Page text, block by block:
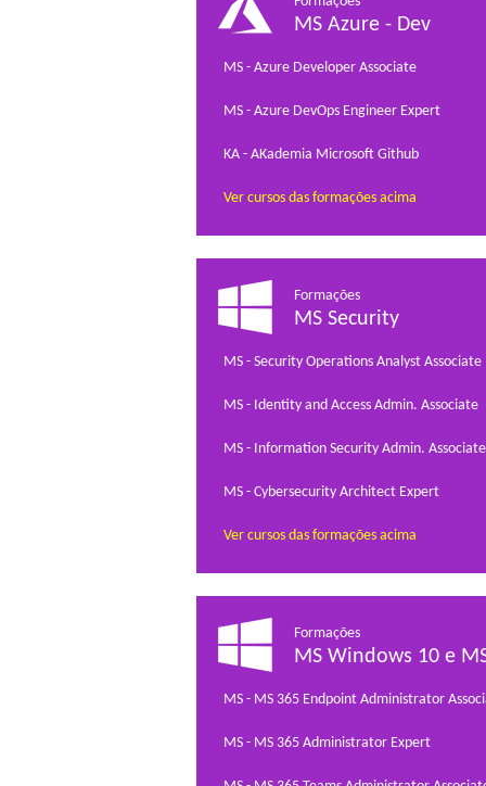
MS Azure - Dev
MS - Azure Developer Associate
MS - Azure DevOps Engineer Expert
KA - AKademia Microsoft Github
Ver cursos das formações acima
Formações
MS Security
MS - Security Operations Analyst Associate
MS - Identity and Access Admin. Associate
MS - Information Security Admin. Associate
MS - Cybersecurity Architect Expert
Ver cursos das formações acima
Formações
MS Windows 10 e
MS - MS 365 Endpoint Administrator
MS - MS 365 Administrator Expert